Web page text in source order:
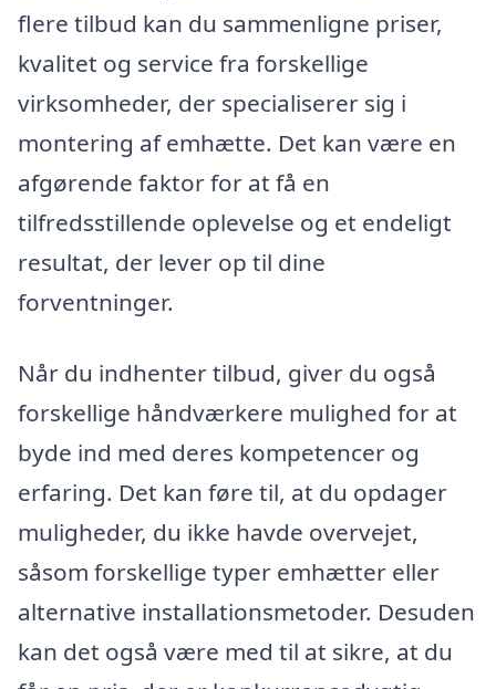
flere tilbud kan du sammenligne priser,
kvalitet og service fra forskellige
virksomheder, der specialiserer sig i
montering af emhætte. Det kan være en
afgørende faktor for at få en
tilfredsstillende oplevelse og et endeligt
resultat, der lever op til dine
forventninger.
Når du indhenter tilbud, giver du også
forskellige håndværkere mulighed for at
byde ind med deres kompetencer og
erfaring. Det kan føre til, at du opdager
muligheder, du ikke havde overvejet,
såsom forskellige typer emhætter eller
alternative installationsmetoder. Desuden
kan det også være med til at sikre, at du